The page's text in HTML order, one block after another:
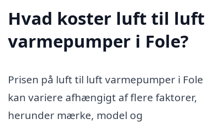
Hvad koster luft til luft
varmepumper i Fole?
Prisen på luft til luft varmepumper i Fole
kan variere afhængigt af flere faktorer,
herunder mærke, model og